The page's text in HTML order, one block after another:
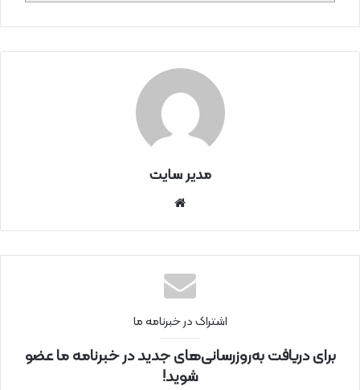
مدیر سایت
نتی
اشتراک در خبرنامه ما
برای دریافت به‌روزرسانی‌های جدید در خبرنامه ما عضو
شوید!